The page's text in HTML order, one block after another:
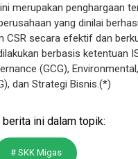
merupakan penghargaan
yang dinilai berhasil
CSR secara efektif dan
berbasis ketentuan
(GCG),
dan Strategi Bisnis.(*)
berita ini dalam topik:
# SKK Migas